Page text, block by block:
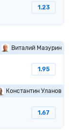
1.23
Виталий Мазурин
1.95
Константин Уланов
1.67